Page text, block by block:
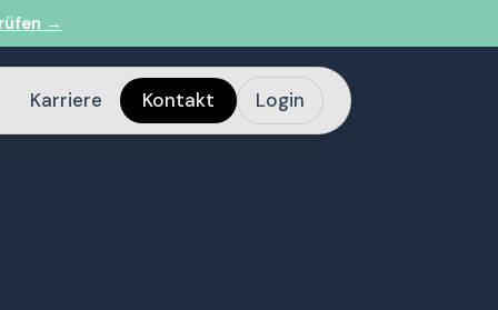
→
Karriere Kontakt Login